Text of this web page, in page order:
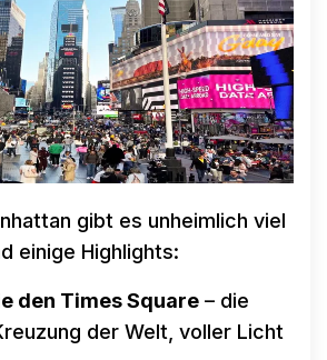
gibt es unheimlich viel
einige Highlights:
den Times Square – die
der Welt, voller Licht